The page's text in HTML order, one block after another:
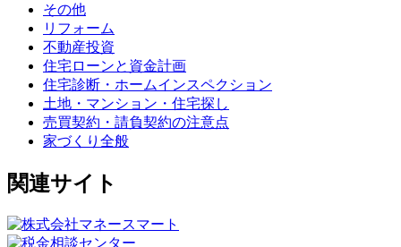
その他
リフォーム
不動産投資
住宅ローンと資金計画
住宅診断・ホームインスペクション
土地・マンション・住宅探し
売買契約・請負契約の注意点
家づくり全般
関連サイト